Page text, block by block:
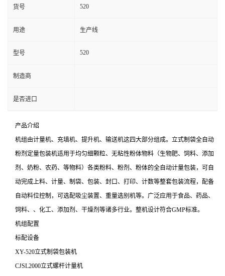
货号 520
用途 生产线
型号 520
制造商
是否进口
产品介绍
机组由计量机、充填机、提升机、输送机这四大部分组成。立式制袋全自动
粉剂定量包装机适用于均匀细颗粒、无粘性粉体物料（生物肥、饲料、添加
剂、奶粉、农药、等物料）各类粉料、粉剂、粉体的全自动计量包装，可自
动完成上料、计量、制袋、包装、封口、打印、计数等整套包装流程，配备
自动料位控制，可选配吸尘装置、重量选别机等。广泛应用于食品、药品、
饲料、、化工、添加剂、干燥剂等诸多行业。整机设计符合GMP标准。
机组配置
标配设备
XY-520立式制袋包装机
CJSL2000立式螺杆计量机